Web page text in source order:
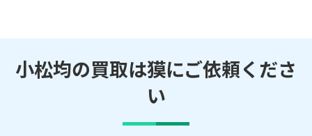
小松均の買取は獏にご依頼くださ
い